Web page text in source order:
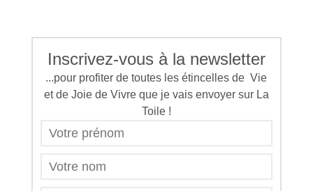
Inscrivez-vous à la newsletter
...pour profiter de toutes les étincelles de Vie
et de Joie de Vivre que je vais envoyer sur La
Toile !